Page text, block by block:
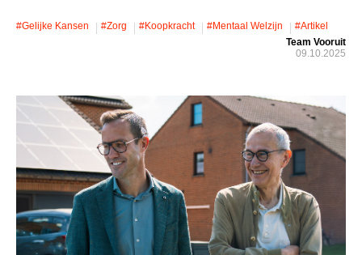
#gelijke Kansen #zorg #koopkracht #mentaal Welzijn
#artikel
Team Vooruit
09.10.2025